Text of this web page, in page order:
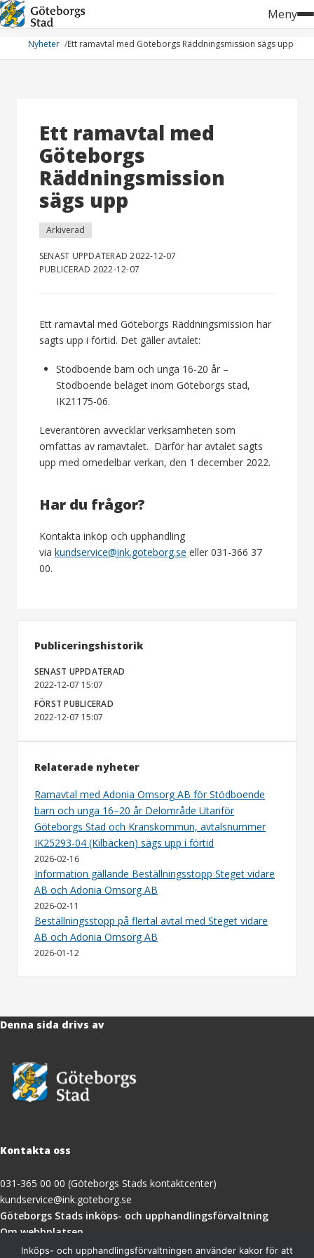
Hoppa
till
innehåll
Meny
Nyheter Ett ramavtal med Göteborgs Räddningsmission sägs upp
Ett ramavtal med
Göteborgs
Räddningsmission
sägs upp
Arkiverad
SENAST UPPDATERAD 2022-12-07
PUBLICERAD 2022-12-07
Ett ramavtal med Göteborgs Räddningsmission har
sagts upp i förtid. Det gäller avtalet:
Stödboende barn och unga 16-20 år –
Stödboende beläget inom Göteborgs stad,
IK21175-06.
Leverantören avvecklar verksamheten som
omfattas av ramavtalet. Därför har avtalet sagts
upp med omedelbar verkan, den 1 december 2022.
Har du frågor?
Kontakta inköp och upphandling
via kundservice@ink.goteborg.se eller 031-366 37
00.
Publiceringshistorik
SENAST UPPDATERAD
2022-12-07 15:07
FÖRST PUBLICERAD
2022-12-07 15:07
Relaterade nyheter
Ramavtal med Adonia Omsorg AB för Stödboende
barn och unga 16–20 år Delområde Utanför
Göteborgs Stad och Kranskommun, avtalsnummer
IK25293-04 (Kilbäcken) sägs upp i förtid
2026-02-16
Information gällande Beställningsstopp Steget vidare
AB och Adonia Omsorg AB
2026-02-11
Beställningsstopp på flertal avtal med Steget vidare
AB och Adonia Omsorg AB
2026-01-12
Denna sida drivs av
Kontakta oss
031-365 00 00 (Göteborgs Stads kontaktcenter)
kundservice@ink.goteborg.se
Göteborgs Stads inköps- och upphandlingsförvaltning(öppnas
nytt
Om webbplatsen
Tillgänglighetsredogörelse
Inköps- och upphandlingsförvaltningen använder kakor för att